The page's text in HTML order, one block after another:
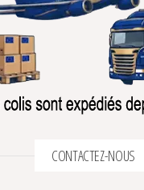
CONTACTEZ-NOUS